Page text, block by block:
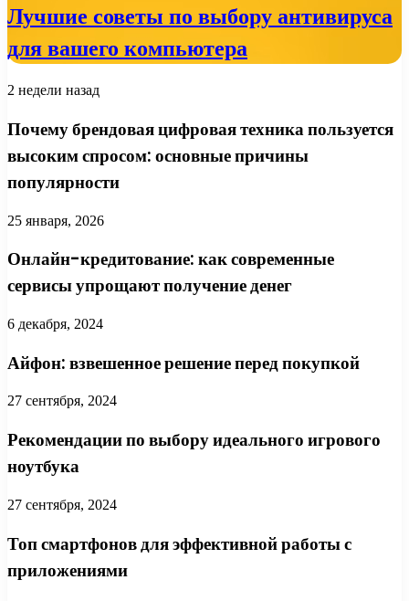
Лучшие советы по выбору антивируса
для вашего компьютера
2 недели назад
Почему брендовая цифровая техника пользуется
высоким спросом: основные причины
популярности
25 января, 2026
Онлайн-кредитование: как современные
сервисы упрощают получение денег
6 декабря, 2024
Айфон: взвешенное решение перед покупкой
27 сентября, 2024
Рекомендации по выбору идеального игрового
ноутбука
27 сентября, 2024
Топ смартфонов для эффективной работы с
приложениями